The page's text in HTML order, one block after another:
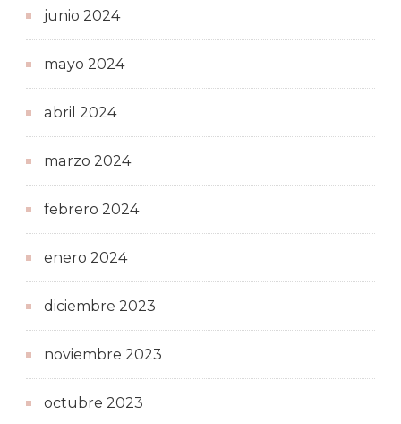
junio 2024
mayo 2024
abril 2024
marzo 2024
febrero 2024
enero 2024
diciembre 2023
noviembre 2023
octubre 2023